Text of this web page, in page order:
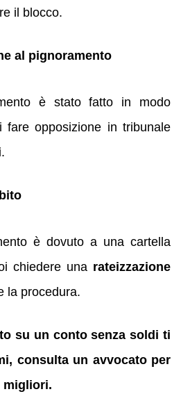
il blocco.
al pignoramento
è stato fatto in modo
fare opposizione in tribunale
.
è dovuto a una cartella
chiedere una rateizzazione
la procedura.
su un conto senza soldi ti
consulta un avvocato per
migliori.